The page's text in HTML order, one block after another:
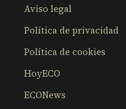
Aviso legal
Política de privacidad
Política de cookies
HoyECO
ECONews